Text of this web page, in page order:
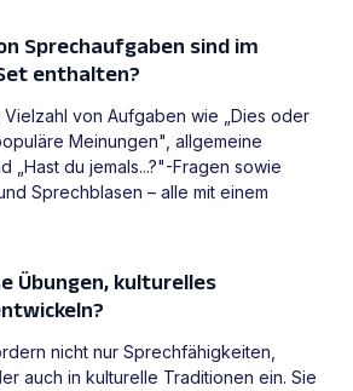
Sprechaufgaben sind im
enthalten?
von Aufgaben wie „Dies oder
Meinungen", allgemeine
„Hast du jemals...?"-Fragen sowie
Sprechblasen – alle mit einem
Übungen, kulturelles
nicht nur Sprechfähigkeiten,
auch in kulturelle Traditionen ein. Sie